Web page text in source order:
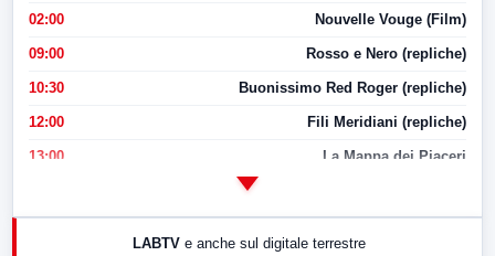
02:00 Nouvelle Vouge (Film)
09:00 Rosso e Nero (repliche)
10:30 Buonissimo Red Roger (repliche)
12:00 Fili Meridiani (repliche)
13:00 La Mappa dei Piaceri
17:00 LabNews (replica)
LABTV e anche sul digitale terrestre